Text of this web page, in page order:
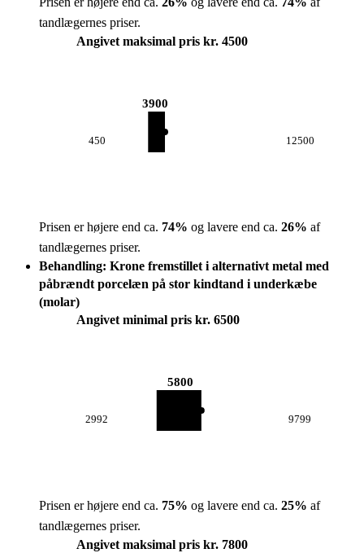
tandlægernes priser.
Angivet maksimal pris kr. 4500
450
3900
12500
Prisen er højere end ca. 74% og lavere end ca. 26% af
tandlægernes priser.
Behandling: Krone fremstillet i alternativt metal med
påbrændt porcelæn på stor kindtand i underkæbe
(molar)
Angivet minimal pris kr. 6500
2992
5800
9799
Prisen er højere end ca. 75% og lavere end ca. 25% af
tandlægernes priser.
Angivet maksimal pris kr. 7800